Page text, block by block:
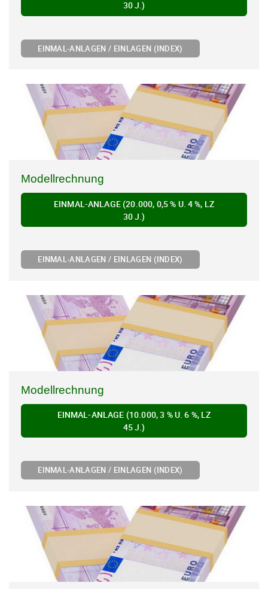
30 J.)
EINMAL-ANLAGEN / EINLAGEN (INDEX)
Modellrechnung
EINMAL-ANLAGE (20.000, 0,5 % U. 4 %, LZ
30 J.)
EINMAL-ANLAGEN / EINLAGEN (INDEX)
Modellrechnung
EINMAL-ANLAGE (10.000, 3 % U. 6 %, LZ
45 J.)
EINMAL-ANLAGEN / EINLAGEN (INDEX)